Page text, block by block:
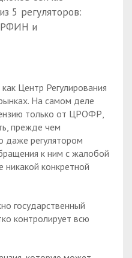
5 регуляторов:
и
Центр Регулирования
На самом деле
только от ЦРОФР,
прежде чем
даже регулятором
к ним с жалобой
конкретной
государственный
контролирует всю